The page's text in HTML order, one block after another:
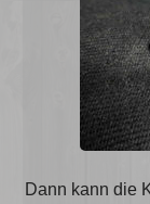
Dann kann die